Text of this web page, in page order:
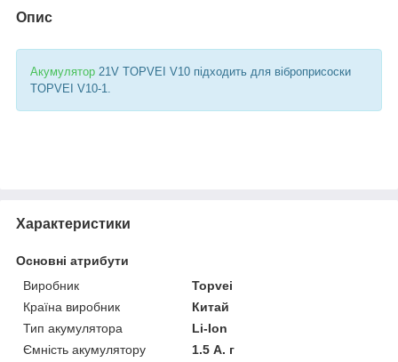
Опис
Акумулятор 21V TOPVEI V10 підходить для віброприсоски
TOPVEI V10-1.
Характеристики
Основні атрибути
Виробник
Topvei
Країна виробник
Китай
Тип акумулятора
Li-Ion
Ємність акумулятору
1.5 А. г